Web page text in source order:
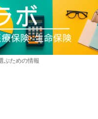
ぶための情報